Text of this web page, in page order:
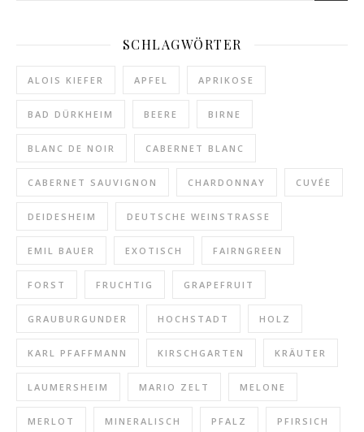
SCHLAGWÖRTER
ALOIS KIEFER APFEL APRIKOSE
BAD DÜRKHEIM BEERE BIRNE
BLANC DE NOIR CABERNET BLANC
CABERNET SAUVIGNON CHARDONNAY CUVÉE
DEIDESHEIM DEUTSCHE WEINSTRASSE
EMIL BAUER EXOTISCH FAIRNGREEN
FORST FRUCHTIG GRAPEFRUIT
GRAUBURGUNDER HOCHSTADT HOLZ
KARL PFAFFMANN KIRSCHGARTEN KRÄUTER
LAUMERSHEIM MARIO ZELT MELONE
MERLOT MINERALISCH PFALZ PFIRSICH